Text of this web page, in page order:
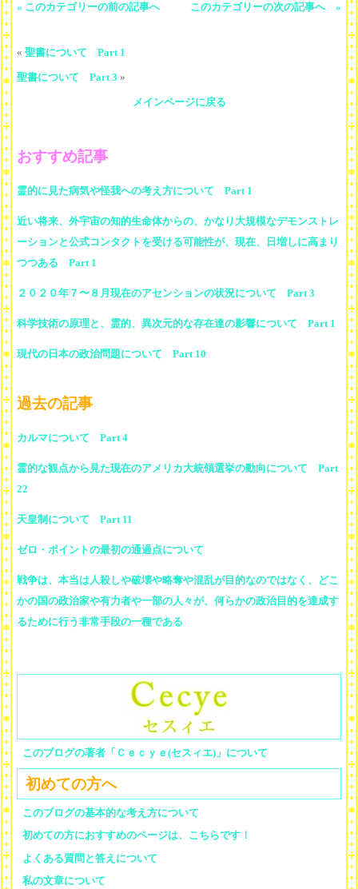
« このカテゴリーの前の記事へ このカテゴリーの次の記事へ »
« 聖書について Part 1
聖書について Part 3 »
メインページに戻る
おすすめ記事
霊的に見た病気や怪我への考え方について Part 1
近い将来、外宇宙の知的生命体からの、かなり大規模なデモンストレ
ーションと公式コンタクトを受ける可能性が、現在、日増しに高まり
つつある Part 1
２０２０年７〜８月現在のアセンションの状況について Part 3
科学技術の原理と、霊的、異次元的な存在達の影響について Part 1
現代の日本の政治問題について Part 10
過去の記事
カルマについて Part 4
霊的な観点から見た現在のアメリカ大統領選挙の動向について Part
22
天皇制について Part 11
ゼロ・ポイントの最初の通過点について
戦争は、本当は人殺しや破壊や略奪や混乱が目的なのではなく、どこ
かの国の政治家や有力者や一部の人々が、何らかの政治目的を達成す
るために行う非常手段の一種である
このブログの著者「Ｃｅｃｙｅ(セスィエ)」について
初めての方へ
このブログの基本的な考え方について
初めての方におすすめのページは、こちらです！
よくある質問と答えについて
私の文章について